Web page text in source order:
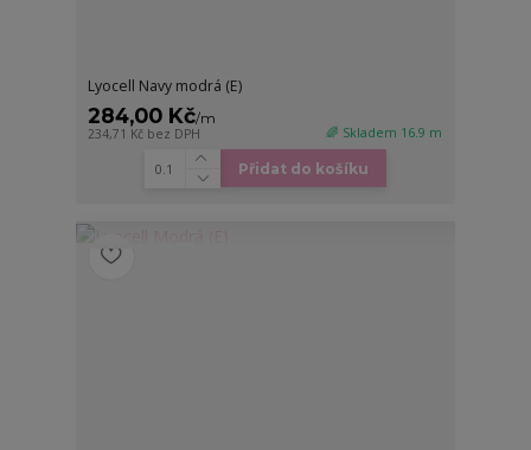
Lyocell Navy modrá (E)
284,00 Kč/m
234,71 Kč bez DPH 🌈 Skladem 16.9 m
Přidat do košíku